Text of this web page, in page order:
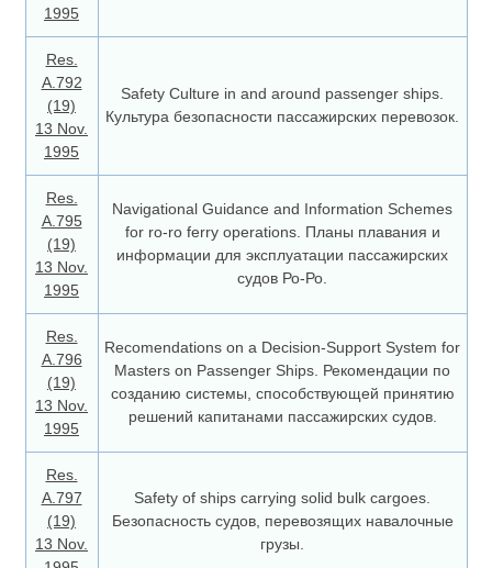
1995
Res.
A.792
(19)
13 Nov.
1995
Safety Culture in and around passenger ships.
Культура безопасности пассажирских перевозок.
Res.
A.795
(19)
13 Nov.
1995
Navigational Guidance and Information Schemes
for ro-ro ferry operations. Планы плавания и
информации для эксплуатации пассажирских
судов Ро-Ро.
Res.
A.796
(19)
13 Nov.
1995
Recomendations on a Decision-Support System for
Masters on Passenger Ships. Рекомендации по
созданию системы, способствующей принятию
решений капитанами пассажирских судов.
Res.
A.797
(19)
13 Nov.
Safety of ships carrying solid bulk cargoes.
Безопасность судов, перевозящих навалочные
грузы.